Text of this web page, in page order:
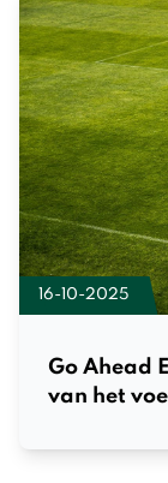
16-10-2025
Go Ahead
van het